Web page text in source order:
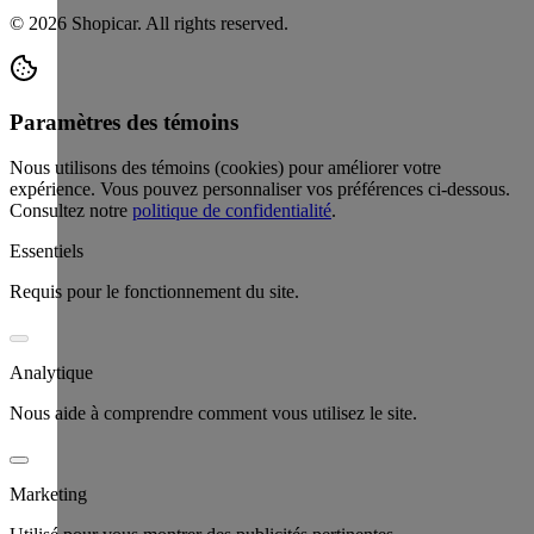
© 2026 Shopicar. All rights reserved.
Paramètres des témoins
Nous utilisons des témoins (cookies) pour améliorer votre
expérience. Vous pouvez personnaliser vos préférences ci-dessous.
Consultez notre politique de confidentialité.
Essentiels
Requis pour le fonctionnement du site.
Analytique
Nous aide à comprendre comment vous utilisez le site.
Marketing